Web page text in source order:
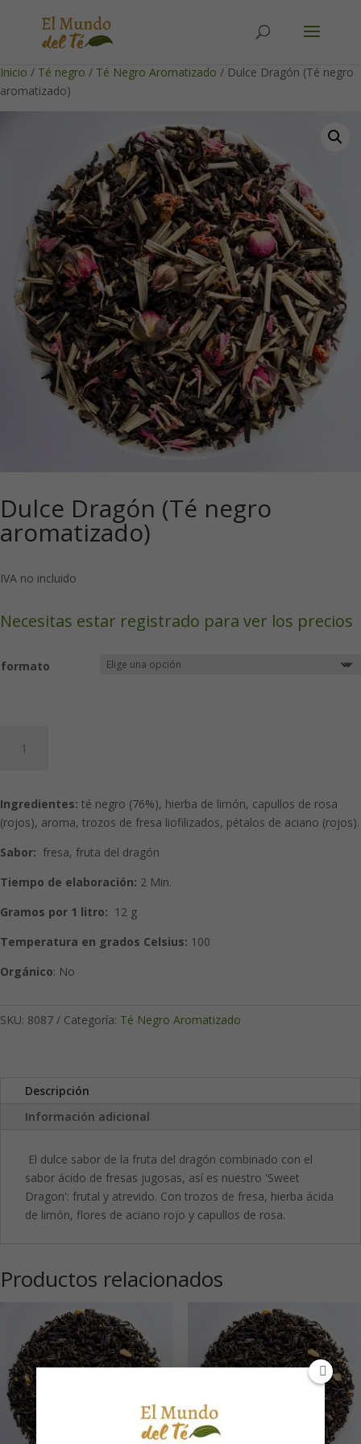
Inicio / Té negro / Té Negro Aromatizado / Dulce Dragón (Té negro
aromatizado)
Dulce Dragón (Té negro
aromatizado)
IVA no incluido
Necesitas estar registrado para ver los precios
formato
Dragón
aromatizado)
cantidad
Ingredientes: té negro (76%), hierba de limón, capullos de rosa
(rojos), aroma, trozos de fresa liofilizados, pétalos de aciano (rojos).
Sabor: fresa, fruta del dragón
Tiempo de elaboración: 2 Min.
Gramos por 1 litro: 12 g
Temperatura en grados Celsius: 100
Orgánico: No
SKU: 8087 Categoría: Té Negro Aromatizado
Descripción
Información adicional
El dulce sabor de la fruta del dragón combinado con el
sabor ácido de fresas jugosas, así es nuestro 'Sweet
Dragon': frutal y atrevido. Con trozos de fresa, hierba ácida
de limón, flores de aciano rojo y capullos de rosa.
Productos relacionados